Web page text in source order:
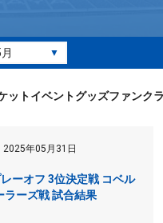
▼
ットイベントグッズファンク
2025年05月31日
ーオフ 3位決定戦 コベル
ラーズ戦 試合結果